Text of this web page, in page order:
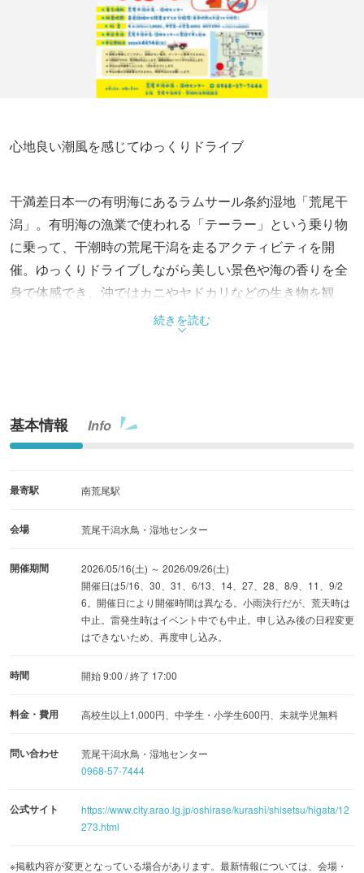
心地良い潮風を感じてゆっくりドライブ
干満差日本一の有明海にあるラムサール条約湿地「荒尾干
潟」。有明海の漁業で使われる「テーラー」という乗り物
に乗って、干潮時の荒尾干潟を走るアクティビティを開
催。ゆっくりドライブしながら美しい景色や海の香りを全
身で体感でき、沖ではカニやヤドカリなどの生き物を観
察、触れ合うこともできる。砂質の荒尾干潟だからこそ体
験できるアクティビティ。事前予約制。(4/14より申し込み
続きを読む
基本情報 Info
最寄駅 南荒尾駅
会場 荒尾干潟水鳥・湿地センター
開催期間
2026/05/16(土) ～ 2026/09/26(土)
開催日は5/16、30、31、6/13、14、27、28、8/9、11、9/2
6。開催日により開催時間は異なる。小雨決行だが、荒天時は
中止。雷発生時はイベント中でも中止。申し込み後の日程変更
はできないため、再度申し込み。
時間 開始 9:00 / 終了 17:00
料金・費用 高校生以上1,000円、中学生・小学生600円、未就学児無料
問い合わせ
荒尾干潟水鳥・湿地センター
0968-57-7444
公式サイト
https://www.city.arao.lg.jp/oshirase/kurashi/shisetsu/higata/12
273.html
※掲載内容が変更となっている場合があります。最新情報については、会場・